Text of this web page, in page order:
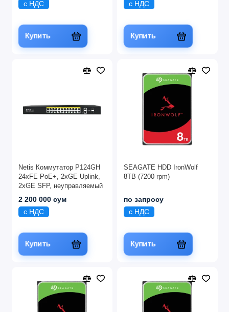
с НДС
Купить
с НДС
Купить
Netis Коммутатор P124GH
24xFE PoE+, 2xGE Uplink,
2xGE SFP, неуправляемый
2 200 000 сум
с НДС
Купить
SEAGATE HDD IronWolf
8TB (7200 rpm)
по запросу
с НДС
Купить